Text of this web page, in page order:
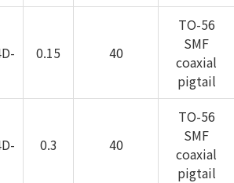
0.15 40
TO-56
SMF
coaxial
pigtail
0.3 40
TO-56
SMF
coaxial
pigtail